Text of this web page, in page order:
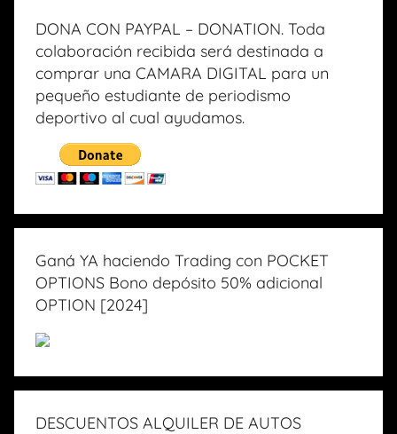
DONA CON PAYPAL – DONATION. Toda
colaboración recibida será destinada a
comprar una CAMARA DIGITAL para un
pequeño estudiante de periodismo
deportivo al cual ayudamos.
Ganá YA haciendo Trading con POCKET
OPTIONS Bono depósito 50% adicional
OPTION [2024]
DESCUENTOS ALQUILER DE AUTOS